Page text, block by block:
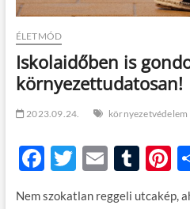
ÉLETMÓD
Iskolaidőben is
környezettudatosan!
2023.09.24. környezetvédelem
F T E T
Nem szokatlan reggeli utcakép,